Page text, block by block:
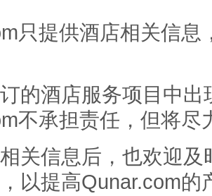
只提供酒店相关信
的酒店服务项目中
不承担责任，但将
关信息后，也欢迎
以提高Qunar.com的